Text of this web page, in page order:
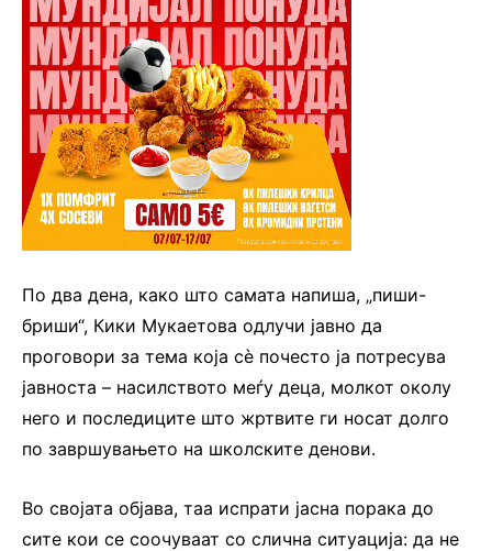
По два дена, како што самата напиша, „пиши-
бриши“, Кики Мукаетова одлучи јавно да
проговори за тема која сè почесто ја потресува
јавноста – насилството меѓу деца, молкот околу
него и последиците што жртвите ги носат долго
по завршувањето на школските денови.
Во својата објава, таа испрати јасна порака до
сите кои се соочуваат со слична ситуација: да не